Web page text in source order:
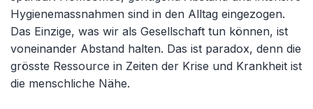
Hygienemassnahmen sind in den Alltag eingezogen.
Das Einzige, was wir als Gesellschaft tun können, ist
voneinander Abstand halten. Das ist paradox, denn die
grösste Ressource in Zeiten der Krise und Krankheit ist
die menschliche Nähe.